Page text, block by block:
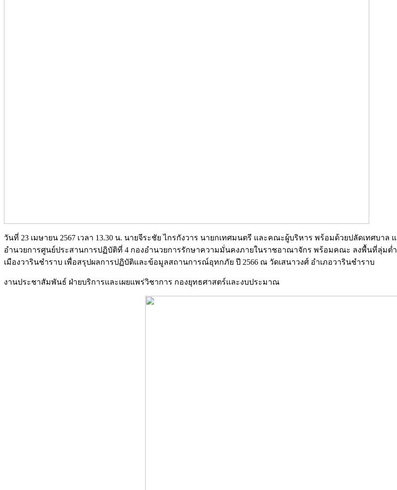
วันที่ 23 เมษายน 2567 เวลา 13.30 น. นายจีระชัย ไกรกังวาร นายกเทศมนตรี และคณะผู้บริหาร พร้อมด้วยปลัดเทศบ
อำนวยการศูนย์ประสานการปฏิบัติที่ 4 กองอำนวยการรักษาความมั่นคงภายในราชอาณาจักร พร้อมคณะ ลงพื้นที่ลุ่มต่ำ
เมืองวารินชำราบ เพื่อสรุปผลการปฏิบัติและข้อมูลสถานการณ์อุทกภัย ปี 2566 ณ วัดเสนาวงศ์ อำเภอวารินชำราบ
งานประชาสัมพันธ์ ฝ่ายบริการและเผยแพร่วิชาการ กองยุทธศาสตร์และงบประมาณ